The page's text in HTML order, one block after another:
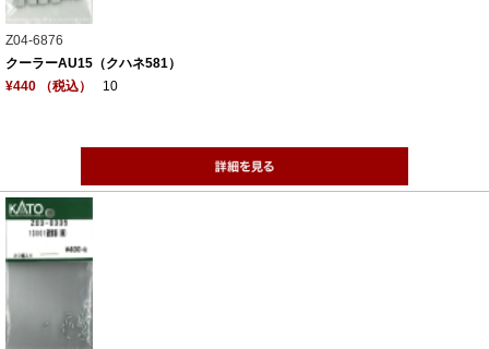
Z04-6876
クーラーAU15（クハネ581）
¥440 （税込）
10